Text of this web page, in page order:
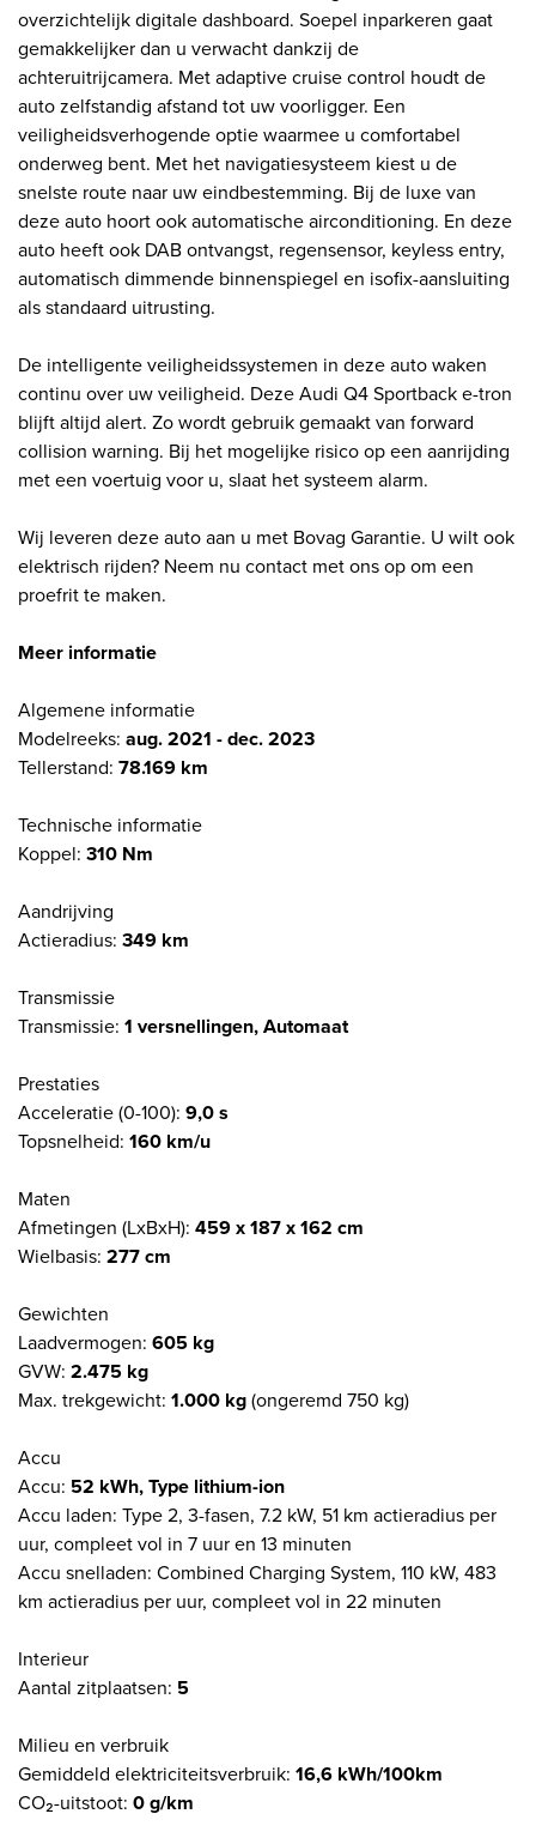
overzichtelijk digitale dashboard. Soepel inparkeren gaat
gemakkelijker dan u verwacht dankzij de
achteruitrijcamera. Met adaptive cruise control houdt de
auto zelfstandig afstand tot uw voorligger. Een
veiligheidsverhogende optie waarmee u comfortabel
onderweg bent. Met het navigatiesysteem kiest u de
snelste route naar uw eindbestemming. Bij de luxe van
deze auto hoort ook automatische airconditioning. En deze
auto heeft ook DAB ontvangst, regensensor, keyless entry,
automatisch dimmende binnenspiegel en isofix-aansluiting
als standaard uitrusting.
De intelligente veiligheidssystemen in deze auto waken
continu over uw veiligheid. Deze Audi Q4 Sportback e-tron
blijft altijd alert. Zo wordt gebruik gemaakt van forward
collision warning. Bij het mogelijke risico op een aanrijding
met een voertuig voor u, slaat het systeem alarm.
Wij leveren deze auto aan u met Bovag Garantie. U wilt ook
elektrisch rijden? Neem nu contact met ons op om een
proefrit te maken.
Meer informatie
Algemene informatie
Modelreeks: aug. 2021 - dec. 2023
Tellerstand: 78.169 km
Technische informatie
Koppel: 310 Nm
Aandrijving
Actieradius: 349 km
Transmissie
Transmissie: 1 versnellingen, Automaat
Prestaties
Acceleratie (0-100): 9,0 s
Topsnelheid: 160 km/u
Maten
Afmetingen (LxBxH): 459 x 187 x 162 cm
Wielbasis: 277 cm
Gewichten
Laadvermogen: 605 kg
GVW: 2.475 kg
Max. trekgewicht: 1.000 kg(ongeremd 750 kg)
Accu
Accu: 52 kWh, Type lithium-ion
Accu laden: Type 2, 3-fasen, 7.2 kW, 51 km actieradius per
uur, compleet vol in 7 uur en 13 minuten
Accu snelladen: Combined Charging System, 110 kW, 483
km actieradius per uur, compleet vol in 22 minuten
Interieur
Aantal zitplaatsen: 5
Milieu en verbruik
Gemiddeld elektriciteitsverbruik: 16,6 kWh/100km
CO₂-uitstoot: 0 g/km